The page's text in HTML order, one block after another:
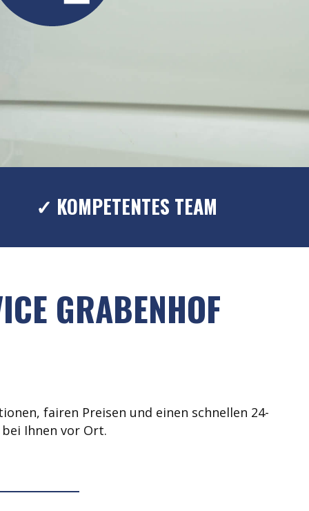
✓ KOMPETENTES TEAM
GRABENHOF
fairen Preisen und einen schnellen 24-
Ihnen vor Ort.